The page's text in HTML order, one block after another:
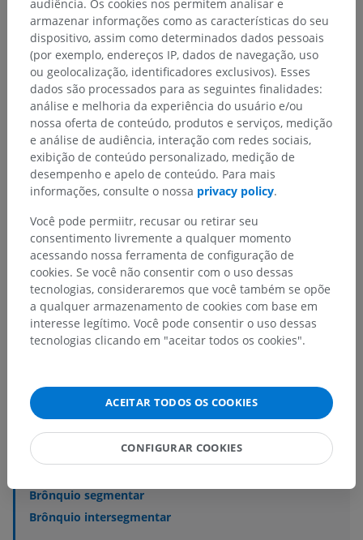
Galeria
Hierarquia anatômica
Corpo humano> Sistema visceral>
Sistema respiratório> Árvore brônquica
Brônquios> Brônquios intrapulmonares
Estruturas subjacentes:
Brônquio segmentar
Brônquio intersegmentar
audiência. Os cookies nos permitem analisar e
armazenar informações como as características do seu
dispositivo, assim como determinados dados pessoais
(por exemplo, endereços IP, dados de navegação, uso
ou geolocalização, identificadores exclusivos). Esses
dados são processados para as seguintes finalidades:
análise e melhoria da experiência do usuário e/ou
nossa oferta de conteúdo, produtos e serviços, medição
e análise de audiência, interação com redes sociais,
exibição de conteúdo personalizado, medição de
desempenho e apelo de conteúdo. Para mais
informações, consulte o nossa privacy policy.
Você pode permiitr, recusar ou retirar seu
consentimento livremente a qualquer momento
acessando nossa ferramenta de configuração de
cookies. Se você não consentir com o uso dessas
tecnologias, consideraremos que você também se opõe
a qualquer armazenamento de cookies com base em
interesse legítimo. Você pode consentir o uso dessas
tecnologias clicando em "aceitar todos os cookies".
ACEITAR TODOS OS COOKIES
CONFIGURAR COOKIES